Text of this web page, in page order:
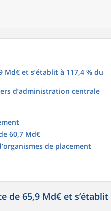
et s’établit à 117,4 % du
d’administration centrale
60,7 Md€
de placement
de 65,9 Md€ et s’établit